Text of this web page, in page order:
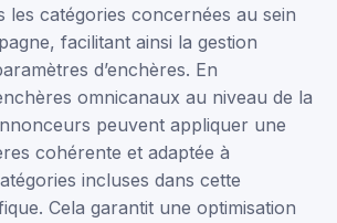
les catégories concernées au sein
facilitant ainsi la gestion
d’enchères. En
omnicanaux au niveau de la
peuvent appliquer une
cohérente et adaptée à
incluses dans cette
Cela garantit une optimisation